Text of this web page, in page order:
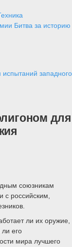
Битва за историю
западного
для
союзникам
с российским,
ли их оружие,
его
мира лучшего